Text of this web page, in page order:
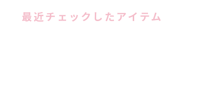
最近チェックしたアイテム